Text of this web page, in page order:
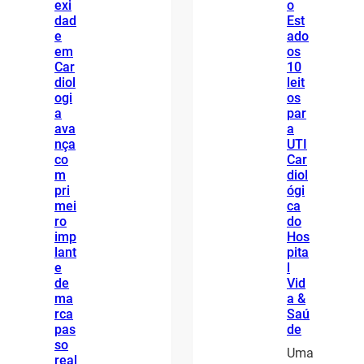
exi
dad
e
em
Car
diol
ogi
a
ava
nça
co
m
pri
mei
ro
imp
lant
e
de
ma
rca
pas
so
real
o
Est
ado
os
10
leit
os
par
a
UTI
Car
diol
ógi
ca
do
Hos
pita
Vid
a &
Saú
de
Uma